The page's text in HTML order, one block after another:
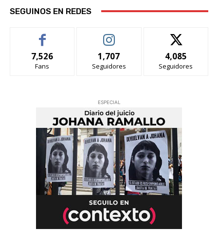
SEGUINOS EN REDES
7,526
Fans
1,707
Seguidores
4,085
Seguidores
ESPECIAL